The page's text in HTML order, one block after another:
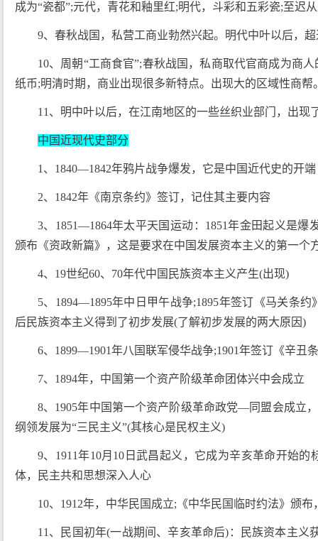
成为“瓷都”;元代，青花和釉里红;明代，斗彩和五彩瓷;至迟
9、春秋战国，私营工商业勃然兴起。明代中叶以后，
10、周朝“工商食官”;春秋战国，私商取代官商成为商
纸币;明清时期，商业出现很多新特点。出现大的区域性商帮
11、明中叶以后，在江南地区的一些丝织业部门，出现
中国近现代史部分
1、1840—1842年鸦片战争爆发，它是中国近代史的开端
2、1842年《南京条约》签订，记住其主要内容
3、1851—1864年太平天国运动：1851年金田起义是爆
颁布《资政新篇》，这是要求在中国发展资本主义的第一个
4、19世纪60、70年代中国民族资本主义产生(出现)
5、1894—1895年中日甲午战争;1895年签订《马关条
后民族资本主义得到了初步发展(了解初步发展的两大原因)
6、1899—1901年八国联军侵华战争;1901年签订《辛丑
7、1894年，中国第一个资产阶级革命团体兴中会成立
8、1905年中国第一个资产阶级革命政党—同盟会成立
纲领发展为“三民主义”(其核心是民权主义)
9、1911年10月10日武昌起义，它成为辛亥革命开始
体，民主共和思想深入人心
10、1912年，中华民国成立;《中华民国临时约法》颁
11、民国初年(一战期间、辛亥革命后)：民族资本主